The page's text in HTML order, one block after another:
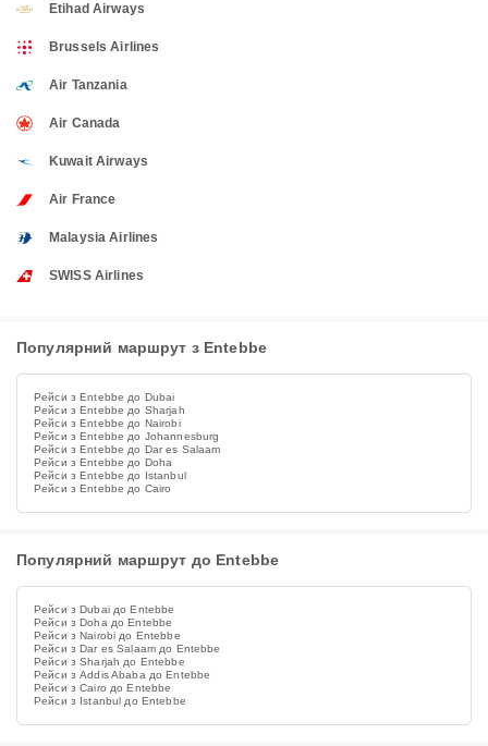
Etihad Airways
Brussels Airlines
Air Tanzania
Air Canada
Kuwait Airways
Air France
Malaysia Airlines
SWISS Airlines
Популярний маршрут з Entebbe
Рейси з Entebbe до Dubai
Рейси з Entebbe до Sharjah
Рейси з Entebbe до Nairobi
Рейси з Entebbe до Johannesburg
Рейси з Entebbe до Dar es Salaam
Рейси з Entebbe до Doha
Рейси з Entebbe до Istanbul
Рейси з Entebbe до Cairo
Популярний маршрут до Entebbe
Рейси з Dubai до Entebbe
Рейси з Doha до Entebbe
Рейси з Nairobi до Entebbe
Рейси з Dar es Salaam до Entebbe
Рейси з Sharjah до Entebbe
Рейси з Addis Ababa до Entebbe
Рейси з Cairo до Entebbe
Рейси з Istanbul до Entebbe